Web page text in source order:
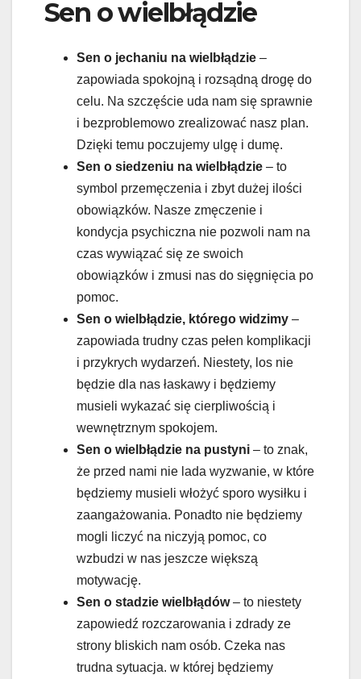
Sen o wielbłądzie
Sen o jechaniu na wielbłądzie –
zapowiada spokojną i rozsądną drogę do
celu. Na szczęście uda nam się sprawnie
i bezproblemowo zrealizować nasz plan.
Dzięki temu poczujemy ulgę i dumę.
Sen o siedzeniu na wielbłądzie – to
symbol przemęczenia i zbyt dużej ilości
obowiązków. Nasze zmęczenie i
kondycja psychiczna nie pozwoli nam na
czas wywiązać się ze swoich
obowiązków i zmusi nas do sięgnięcia po
pomoc.
Sen o wielbłądzie, którego widzimy –
zapowiada trudny czas pełen komplikacji
i przykrych wydarzeń. Niestety, los nie
będzie dla nas łaskawy i będziemy
musieli wykazać się cierpliwością i
wewnętrznym spokojem.
Sen o wielbłądzie na pustyni – to znak,
że przed nami nie lada wyzwanie, w które
będziemy musieli włożyć sporo wysiłku i
zaangażowania. Ponadto nie będziemy
mogli liczyć na niczyją pomoc, co
wzbudzi w nas jeszcze większą
motywację.
Sen o stadzie wielbłądów– to niestety
zapowiedź rozczarowania i zdrady ze
strony bliskich nam osób. Czeka nas
trudna sytuacja. w której będziemy